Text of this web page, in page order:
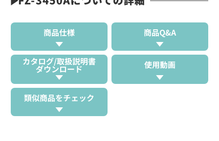
商品仕様 商品Q&A
カタログ/取扱説明書
ダウンロード 使用動画
類似商品をチェック